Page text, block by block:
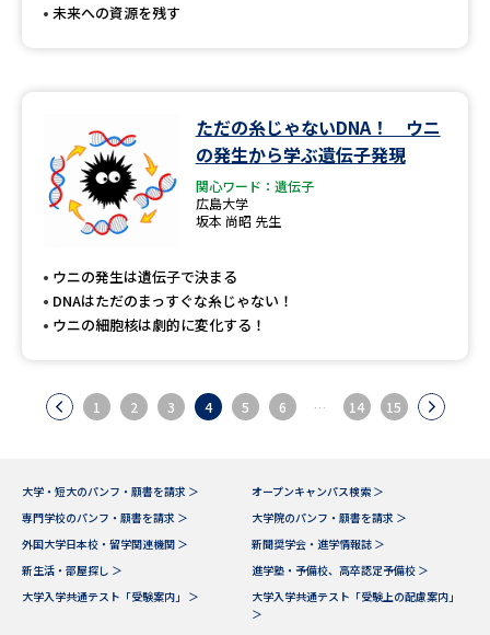
未来への資源を残す
ただの糸じゃないDNA！ ウニ
の発生から学ぶ遺伝子発現
関心ワード：遺伝子
広島大学
坂本 尚昭 先生
ウニの発生は遺伝子で決まる
DNAはただのまっすぐな糸じゃない！
ウニの細胞核は劇的に変化する！
1 2 3 4 5 6 … 14 15
大学・短大のパンフ・願書を請求 ＞
オープンキャンパス検索 ＞
専門学校のパンフ・願書を請求 ＞
大学院のパンフ・願書を請求 ＞
外国大学日本校・留学関連機関 ＞
新聞奨学会・進学情報誌 ＞
新生活・部屋探し ＞
進学塾・予備校、高卒認定予備校 ＞
大学入学共通テスト「受験案内」 ＞
大学入学共通テスト「受験上の配慮案内」
＞